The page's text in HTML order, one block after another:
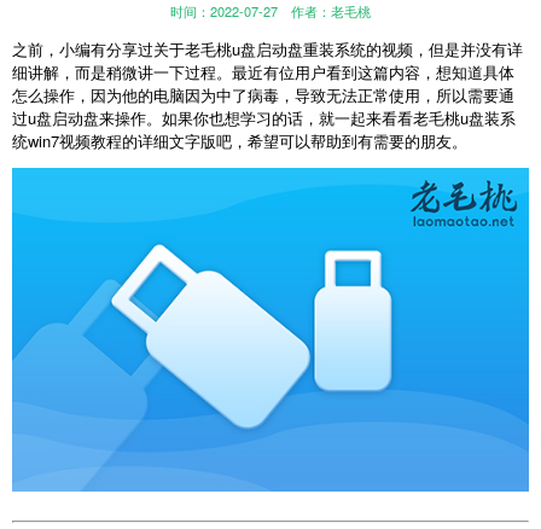
时间：2022-07-27 作者：老毛桃
之前，小编有分享过关于老毛桃u盘启动盘重装系统的视频，但是并没有详
细讲解，而是稍微讲一下过程。最近有位用户看到这篇内容，想知道具体
怎么操作，因为他的电脑因为中了病毒，导致无法正常使用，所以需要通
过u盘启动盘来操作。如果你也想学习的话，就一起来看看老毛桃u盘装系
统win7视频教程的详细文字版吧，希望可以帮助到有需要的朋友。